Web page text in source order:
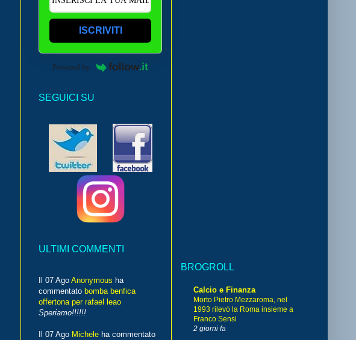
ISCRIVITI
Powered by
SEGUICI SU
ULTIMI COMMENTI
Il 07 Ago Anonymous ha
commentato bomba benfica
offertona per rafael leao
Speriamo!!!!!!
Il 07 Ago Michele ha commentato
BROGROLL
Calcio e Finanza
Morto Pietro Mezzaroma, nel
1993 rilevò la Roma insieme a
Franco Sensi
2 giorni fa